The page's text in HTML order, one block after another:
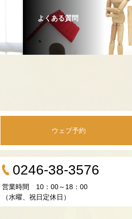
よくある質問
ウェブ予約
0246-38-3576
営業時間 10：00～18：00
（水曜、祝日定休日）